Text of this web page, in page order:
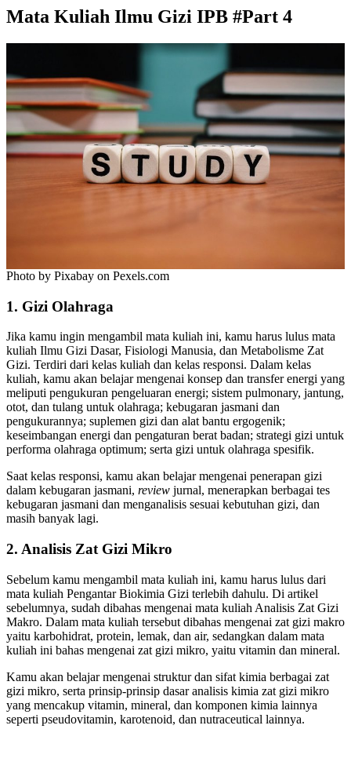
Mata Kuliah Ilmu Gizi IPB #Part 4
Photo by Pixabay on Pexels.com
1. Gizi Olahraga
Jika kamu ingin mengambil mata kuliah ini, kamu harus lulus mata
kuliah Ilmu Gizi Dasar, Fisiologi Manusia, dan Metabolisme Zat
Gizi. Terdiri dari kelas kuliah dan kelas responsi. Dalam kelas
kuliah, kamu akan belajar mengenai konsep dan transfer energi yang
meliputi pengukuran pengeluaran energi; sistem pulmonary, jantung,
otot, dan tulang untuk olahraga; kebugaran jasmani dan
pengukurannya; suplemen gizi dan alat bantu ergogenik;
keseimbangan energi dan pengaturan berat badan; strategi gizi untuk
performa olahraga optimum; serta gizi untuk olahraga spesifik.
Saat kelas responsi, kamu akan belajar mengenai penerapan gizi
dalam kebugaran jasmani, review jurnal, menerapkan berbagai tes
kebugaran jasmani dan menganalisis sesuai kebutuhan gizi, dan
masih banyak lagi.
2. Analisis Zat Gizi Mikro
Sebelum kamu mengambil mata kuliah ini, kamu harus lulus dari
mata kuliah Pengantar Biokimia Gizi terlebih dahulu. Di artikel
sebelumnya, sudah dibahas mengenai mata kuliah Analisis Zat Gizi
Makro. Dalam mata kuliah tersebut dibahas mengenai zat gizi makro
yaitu karbohidrat, protein, lemak, dan air, sedangkan dalam mata
kuliah ini bahas mengenai zat gizi mikro, yaitu vitamin dan mineral.
Kamu akan belajar mengenai struktur dan sifat kimia berbagai zat
gizi mikro, serta prinsip-prinsip dasar analisis kimia zat gizi mikro
yang mencakup vitamin, mineral, dan komponen kimia lainnya
seperti pseudovitamin, karotenoid, dan nutraceutical lainnya.